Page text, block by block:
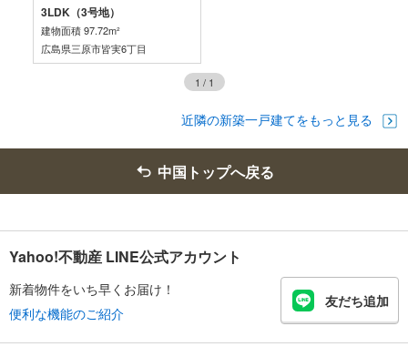
3LDK（3号地）
建物面積 97.72m²
広島県三原市皆実6丁目
1 / 1
近隣の新築一戸建てをもっと見る
中国トップへ戻る
Yahoo!不動産 LINE公式アカウント
新着物件をいち早くお届け！
便利な機能のご紹介
友だち追加